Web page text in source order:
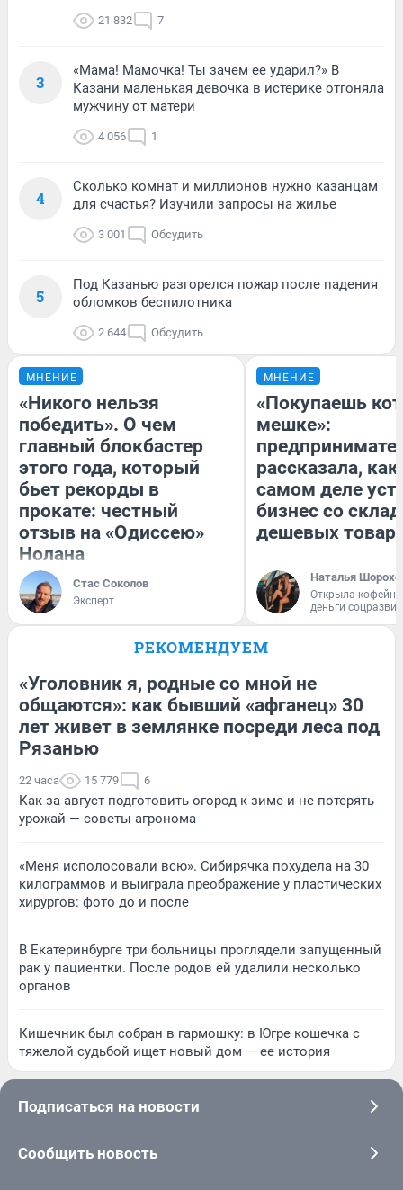
21 832 7
3
«Мама! Мамочка! Ты зачем ее ударил?» В
Казани маленькая девочка в истерике отгоняла
мужчину от матери
4 056 1
4
Сколько комнат и миллионов нужно казанцам
для счастья? Изучили запросы на жилье
3 001 Обсудить
5
Под Казанью разгорелся пожар после падения
обломков беспилотника
2 644 Обсудить
МНЕНИЕ
«Никого нельзя
победить». О чем
главный блокбастер
этого года, который
бьет рекорды в
прокате: честный
отзыв на «Одиссею»
Нолана
Стас Соколов
Эксперт
МНЕНИЕ
«Покупаешь
мешке»:
рассказала, как
самом деле
бизнес со
дешевых
Наталья
Открыла
деньги
РЕКОМЕНДУЕМ
«Уголовник я, родные со мной не
общаются»: как бывший «афганец» 30
лет живет в землянке посреди леса под
Рязанью
22 часа 15 779 6
Как за август подготовить огород к зиме и не потерять
урожай — советы агронома
«Меня исполосовали всю». Сибирячка похудела на 30
килограммов и выиграла преображение у пластических
хирургов: фото до и после
В Екатеринбурге три больницы проглядели запущенный
рак у пациентки. После родов ей удалили несколько
органов
Кишечник был собран в гармошку: в Югре кошечка с
тяжелой судьбой ищет новый дом — ее история
Подписаться на новости
Сообщить новость